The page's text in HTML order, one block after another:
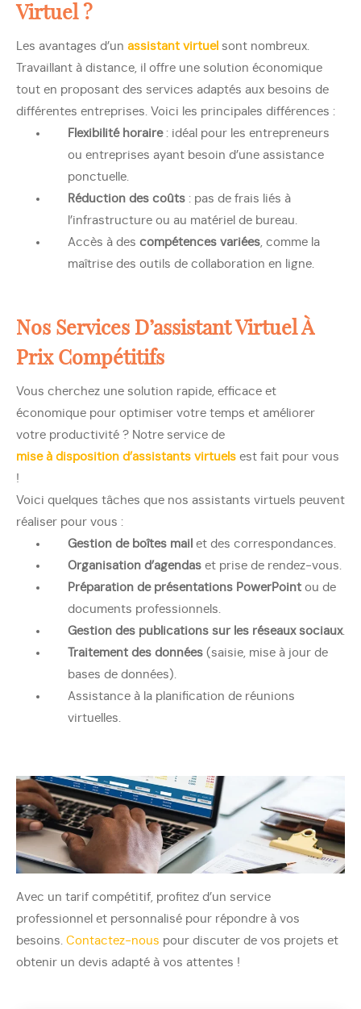
Virtuel ?
Les avantages d’un assistant virtuel sont nombreux.
Travaillant à distance, il offre une solution économique
tout en proposant des services adaptés aux besoins de
différentes entreprises. Voici les principales différences :
Flexibilité horaire: idéal pour les entrepreneurs
ou entreprises ayant besoin d’une assistance
ponctuelle.
Réduction des coûts : pas de frais liés à
l’infrastructure ou au matériel de bureau.
Accès à des compétences variées, comme la
maîtrise des outils de collaboration en ligne.
Nos Services D’assistant Virtuel À
Prix Compétitifs
Vous cherchez une solution rapide, efficace et
économique pour optimiser votre temps et améliorer
votre productivité ? Notre service de
mise à disposition d’assistants virtuels est fait pour vous
!
Voici quelques tâches que nos assistants virtuels peuvent
réaliser pour vous :
Gestion de boîtes mail et des correspondances.
Organisation d’agendas et prise de rendez-vous.
Préparation de présentations PowerPoint ou de
documents professionnels.
Gestion des publications sur les réseaux sociaux.
Traitement des données (saisie, mise à jour de
bases de données).
Assistance à la planification de réunions
virtuelles.
Avec un tarif compétitif, profitez d’un service
professionnel et personnalisé pour répondre à vos
besoins. Contactez-nous pour discuter de vos projets et
obtenir un devis adapté à vos attentes !